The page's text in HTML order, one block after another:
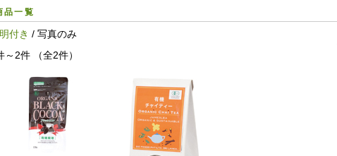
品一覧
付き / 写真のみ
～2件 （全2件）